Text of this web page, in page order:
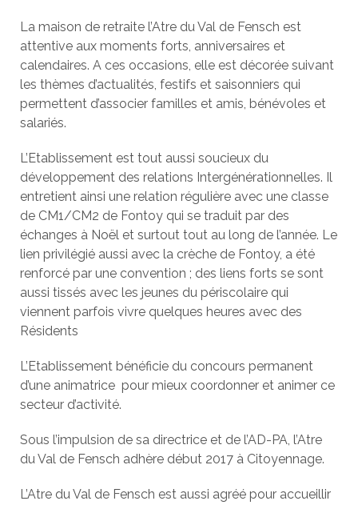
La maison de retraite l’Atre du Val de Fensch est
attentive aux moments forts, anniversaires et
calendaires. A ces occasions, elle est décorée suivant
les thèmes d’actualités, festifs et saisonniers qui
permettent d’associer familles et amis, bénévoles et
salariés.
L’Etablissement est tout aussi soucieux du
développement des relations Intergénérationnelles. Il
entretient ainsi une relation régulière avec une classe
de CM1/CM2 de Fontoy qui se traduit par des
échanges à Noël et surtout tout au long de l’année. Le
lien privilégié aussi avec la crèche de Fontoy, a été
renforcé par une convention ; des liens forts se sont
aussi tissés avec les jeunes du périscolaire qui
viennent parfois vivre quelques heures avec des
Résidents
L’Etablissement bénéficie du concours permanent
d’une animatrice pour mieux coordonner et animer ce
secteur d’activité.
Sous l’impulsion de sa directrice et de l’AD-PA, l’Atre
du Val de Fensch adhère début 2017 à Citoyennage.
L’Atre du Val de Fensch est aussi agréé pour accueillir